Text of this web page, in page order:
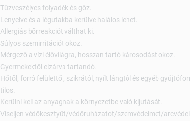
Tűzveszélyes folyadék és gőz.
Lenyelve és a légutakba kerülve halálos lehet.
Allergiás bőrreakciót válthat ki.
Súlyos szemirritációt okoz.
Mérgező a vízi élővilágra, hosszan tartó károsodást okoz.
Gyermekektől elzárva tartandó.
Hőtől, forró felülettől, szikrától, nyílt lángtól és egyéb
tilos.
Kerülni kell az anyagnak a környezetbe való kijutását.
Viseljen védőkesztyűt/védőruházatot/szemvédelmet/